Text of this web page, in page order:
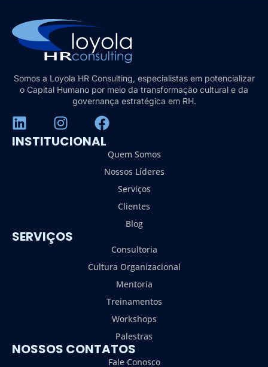
Somos a Loyola HR Consulting, especialistas em potencializar
o Capital Humano por meio da transformação cultural e da
governança estratégica em RH.
INSTITUCIONAL
Quem Somos
Nossos Líderes
Serviços
Clientes
Blog
SERVIÇOS
Consultoria
Cultura Organizacional
Mentoria
Treinamentos
Workshops
Palestras
NOSSOS CONTATOS
Fale Conosco